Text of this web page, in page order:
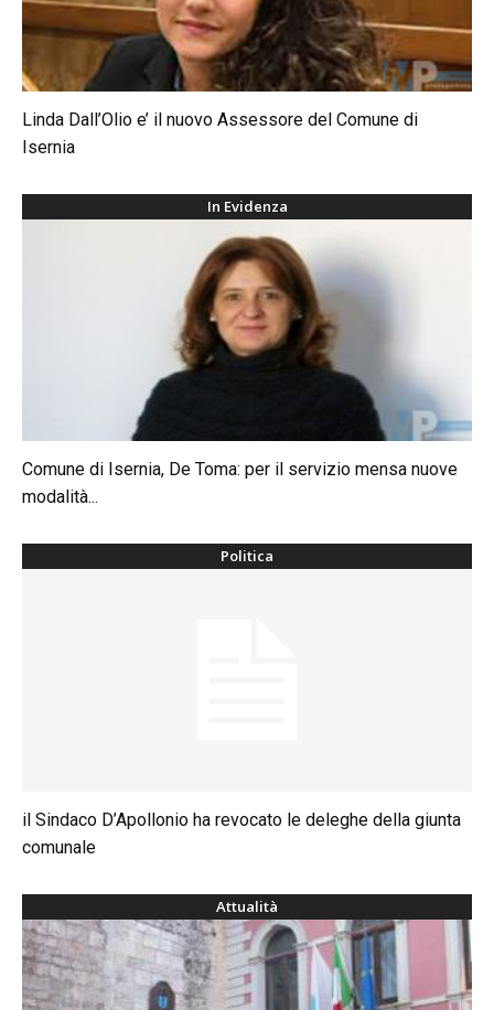
Linda Dall’Olio e’ il nuovo Assessore del Comune di
Isernia
In Evidenza
Comune di Isernia, De Toma: per il servizio mensa nuove
modalità...
Politica
il Sindaco D’Apollonio ha revocato le deleghe della giunta
comunale
Attualità